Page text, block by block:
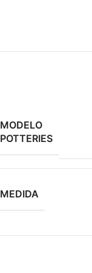
MODELO
POTTERIES
MEDIDA